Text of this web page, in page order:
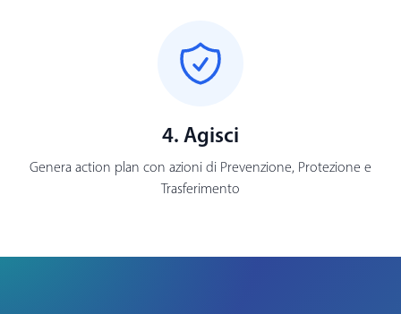
4. Agisci
Genera action plan con azioni di Prevenzione, Protezione e
Trasferimento